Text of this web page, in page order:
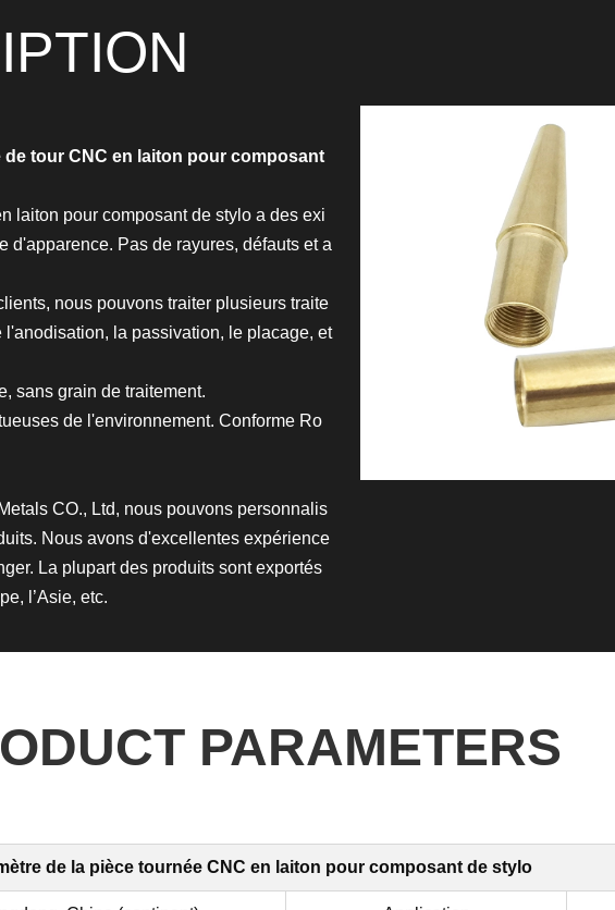
tour CNC en laiton pour composant
laiton pour composant de stylo a des exi
d'apparence. Pas de rayures, défauts et a
nous pouvons traiter plusieurs traite
l'anodisation, la passivation, le placage, et
sans grain de traitement.
de l'environnement. Conforme Ro
Metals CO., Ltd, nous pouvons personnalis
Nous avons d'excellentes expérience
La plupart des produits sont exportés
l’Asie, etc.
PARAMETERS
de la pièce tournée CNC en laiton pour composant de stylo